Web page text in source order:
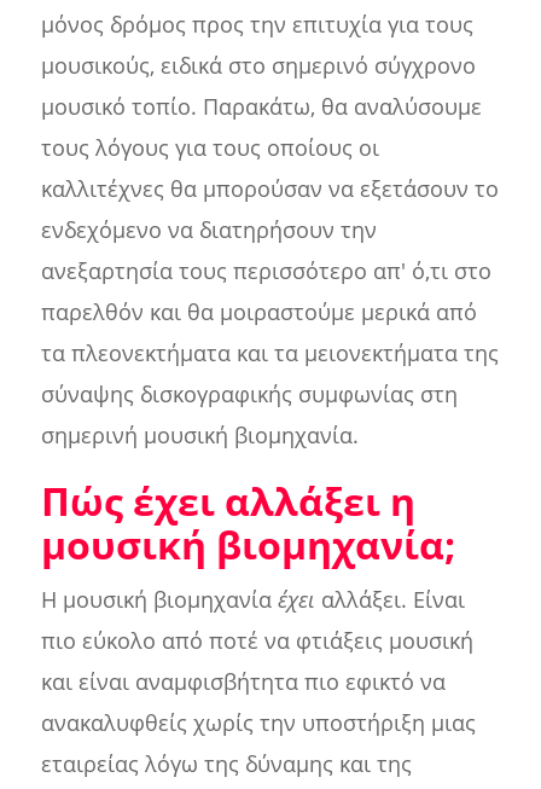
μόνος δρόμος προς την επιτυχία για τους
μουσικούς, ειδικά στο σημερινό σύγχρονο
μουσικό τοπίο. Παρακάτω, θα αναλύσουμε
τους λόγους για τους οποίους οι
καλλιτέχνες θα μπορούσαν να εξετάσουν το
ενδεχόμενο να διατηρήσουν την
ανεξαρτησία τους περισσότερο απ' ό,τι στο
παρελθόν και θα μοιραστούμε μερικά από
τα πλεονεκτήματα και τα μειονεκτήματα της
σύναψης δισκογραφικής συμφωνίας στη
σημερινή μουσική βιομηχανία.
Πώς έχει αλλάξει η
μουσική βιομηχανία;
Η μουσική βιομηχανία έχει αλλάξει. Είναι
πιο εύκολο από ποτέ να φτιάξεις μουσική
και είναι αναμφισβήτητα πιο εφικτό να
ανακαλυφθείς χωρίς την υποστήριξη μιας
εταιρείας λόγω της δύναμης και της